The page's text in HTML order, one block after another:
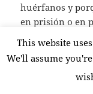
huérfanos y
en prisión o en
Con la vuelta
parte de las
las andereños
This website
We'll assume